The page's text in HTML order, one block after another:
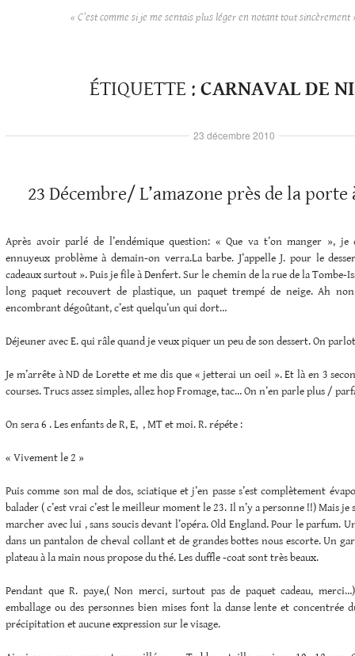
« C’est comme si je me sentais plus léger en notant tout sincèrement
ÉTIQUETTE : CARNAVAL DE
23 Décembre/ L’amazone près de la
Après avoir parlé de l’endémique question: « Que va t’on manger »,
ennuyeux problème à demain-on verra.La barbe. J’appelle J. pour le
cadeaux surtout ». Puis je file à Denfert. Sur le chemin de la rue de la Tombe-
long paquet recouvert de plastique, un paquet trempé de neige. Ah
encombrant dégoûtant, c’est quelqu’un qui dort…
Déjeuner avec E. qui râle quand je veux piquer un peu de son dessert. On
Je m’arrête à ND de Lorette et me dis que « jetterai un oeil ». Et là en 3
courses. Trucs assez simples, allez hop Fromage, tac… On n’en parle plus /
On sera 6 . Les enfants de R, E, , MT et moi. R. répéte :
« Vivement le 2 »
Puis comme son mal de dos, sciatique et j’en passe s’est complètement
balader ( c’est vrai c’est le meilleur moment le 23. Il n’y a personne !!) Mais
marcher avec lui , sans soucis devant l’opéra. Old England. Pour le parfum.
dans un pantalon de cheval collant et de grandes bottes nous escorte. Un
plateau à la main nous propose du thé. Les duffle -coat sont très beaux.
Pendant que R. paye,( Non merci, surtout pas de paquet cadeau,
emballage ou des personnes bien mises font la danse lente et concentrée
précipitation et aucune expression sur le visage.
23 décembre 2010